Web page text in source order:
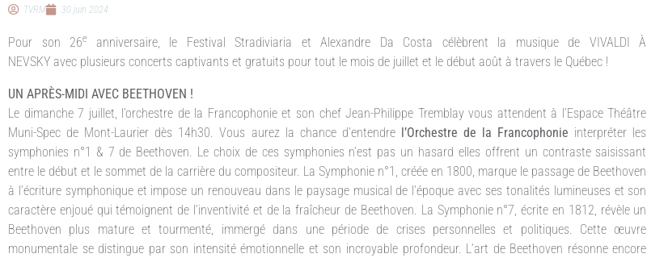
TVRM 30 juin 2024
Pour son 26e
anniversaire, le Festival Stradiviaria et Alexandre Da Costa célèbrent la musique de VIVALDI À
NEVSKY avec plusieurs concerts captivants et gratuits pour tout le mois de juillet et le début août à travers le Québec !
UN APRÈS-MIDI AVEC BEETHOVEN !
Le dimanche 7 juillet, l’orchestre de la Francophonie et son chef Jean-Philippe Tremblay vous attendent à l’Espace Théâtre
Muni-Spec de Mont-Laurier dès 14h30. Vous aurez la chance d’entendre l’Orchestre de la Francophonie interpréter les
symphonies n°1 & 7 de Beethoven. Le choix de ces symphonies n’est pas un hasard elles offrent un contraste saisissant
entre le début et le sommet de la carrière du compositeur. La Symphonie n°1, créée en 1800, marque le passage de Beethoven
à l’écriture symphonique et impose un renouveau dans le paysage musical de l’époque avec ses tonalités lumineuses et son
caractère enjoué qui témoignent de l’inventivité et de la fraîcheur de Beethoven. La Symphonie n°7, écrite en 1812, révèle un
Beethoven plus mature et tourmenté, immergé dans une période de crises personnelles et politiques. Cette œuvre
monumentale se distingue par son intensité émotionnelle et son incroyable profondeur. L’art de Beethoven résonne encore